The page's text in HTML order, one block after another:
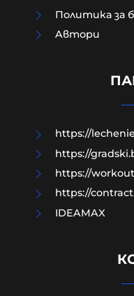
Украинец
регистрация
Политика за
Aвтори
https://
https://
https://
https://
IDEAMAX